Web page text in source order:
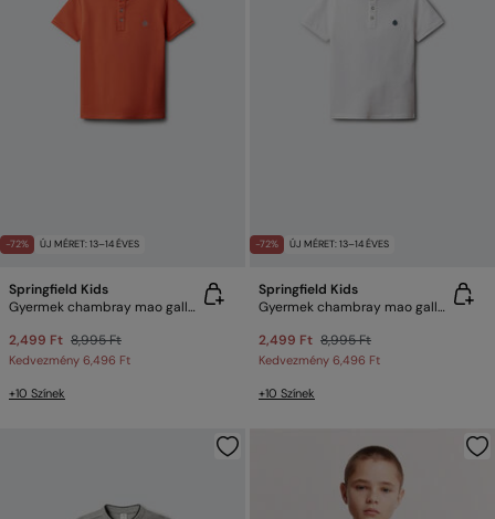
-72% ÚJ MÉRET: 13–14 ÉVES
Springfield Kids
Gyermek chambray mao galléros póló
2,499 Ft 8,995 Ft
Kedvezmény 6,496 Ft
+10 Színek
-72% ÚJ MÉRET: 13–14 ÉVES
Springfield Kids
Gyermek chambray mao galléros póló
2,499 Ft 8,995 Ft
Kedvezmény 6,496 Ft
+10 Színek